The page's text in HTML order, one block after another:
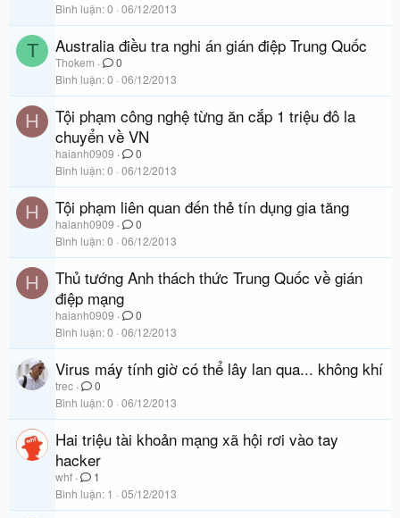
Bình luận 0 06/12/2013
T Australia điều tra nghi án gián điệp Trung Quốc
Thokem
0
Bình luận 0 06/12/2013
H
Tội phạm công nghệ từng ăn cắp 1 triệu đô la
chuyển về VN
haianh0909
0
Bình luận 0 06/12/2013
H Tội phạm liên quan đến thẻ tín dụng gia tăng
haianh0909
0
Bình luận 0 06/12/2013
H
Thủ tướng Anh thách thức Trung Quốc về gián
điệp mạng
haianh0909
0
Bình luận 0 06/12/2013
Virus máy tính giờ có thể lây lan qua... không khí
trec
0
Bình luận 0 06/12/2013
Hai triệu tài khoản mạng xã hội rơi vào tay
hacker
whf
1
Bình luận 1 05/12/2013